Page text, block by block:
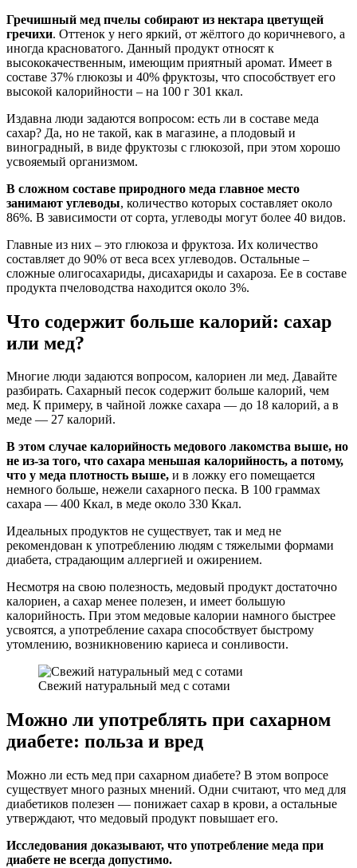
Гречишный мед пчелы собирают из нектара цветущей
гречихи. Оттенок у него яркий, от жёлтого до коричневого, а
иногда красноватого. Данный продукт относят к
высококачественным, имеющим приятный аромат. Имеет в
составе 37% глюкозы и 40% фруктозы, что способствует его
высокой калорийности – на 100 г 301 ккал.
Издавна люди задаются вопросом: есть ли в составе меда
сахар? Да, но не такой, как в магазине, а плодовый и
виноградный, в виде фруктозы с глюкозой, при этом хорошо
усвояемый организмом.
В сложном составе природного меда главное место
занимают углеводы, количество которых составляет около
86%. В зависимости от сорта, углеводы могут более 40 видов.
Главные из них – это глюкоза и фруктоза. Их количество
составляет до 90% от веса всех углеводов. Остальные –
сложные олигосахариды, дисахариды и сахароза. Ее в составе
продукта пчеловодства находится около 3%.
Что содержит больше калорий: сахар
или мед?
Многие люди задаются вопросом, калориен ли мед. Давайте
разбирать. Сахарный песок содержит больше калорий, чем
мед. К примеру, в чайной ложке сахара — до 18 калорий, а в
меде — 27 калорий.
В этом случае калорийность медового лакомства выше, но
не из-за того, что сахара меньшая калорийность, а потому,
что у меда плотность выше, и в ложку его помещается
немного больше, нежели сахарного песка. В 100 граммах
сахара — 400 Ккал, в меде около 330 Ккал.
Идеальных продуктов не существует, так и мед не
рекомендован к употреблению людям с тяжелыми формами
диабета, страдающим аллергией и ожирением.
Несмотря на свою полезность, медовый продукт достаточно
калориен, а сахар менее полезен, и имеет большую
калорийность. При этом медовые калории намного быстрее
усвоятся, а употребление сахара способствует быстрому
утомлению, возникновению кариеса и сонливости.
Свежий натуральный мед с сотами
Можно ли употреблять при сахарном
диабете: польза и вред
Можно ли есть мед при сахарном диабете? В этом вопросе
существует много разных мнений. Одни считают, что мед для
диабетиков полезен — понижает сахар в крови, а остальные
утверждают, что медовый продукт повышает его.
Исследования доказывают, что употребление меда при
диабете не всегда допустимо.